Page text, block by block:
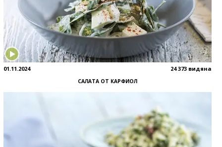
01.11.2024 24 373 видяна
САЛАТА ОТ КАРФИОЛ